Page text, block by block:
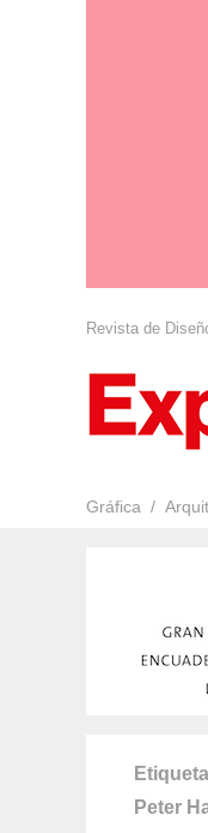
Revista de
Gráfica
Etiqueta
Peter